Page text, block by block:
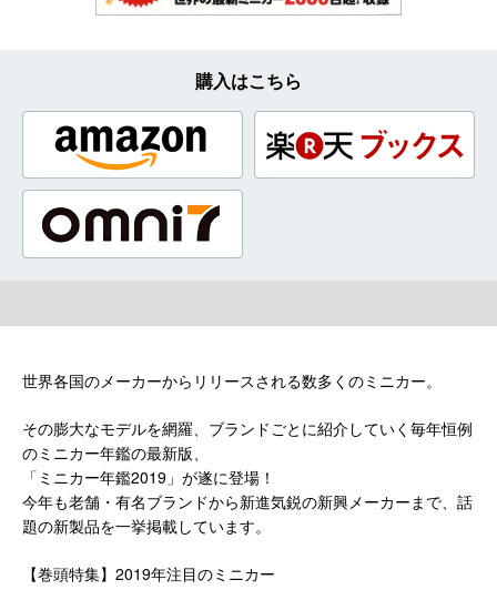
購入はこちら
世界各国のメーカーからリリースされる数多くのミニカー。
その膨大なモデルを網羅、ブランドごとに紹介していく毎年恒例
のミニカー年鑑の最新版、
「ミニカー年鑑2019」が遂に登場！
今年も老舗・有名ブランドから新進気鋭の新興メーカーまで、話
題の新製品を一挙掲載しています。
【巻頭特集】2019年注目のミニカー